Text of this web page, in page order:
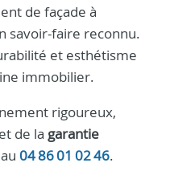
de façade à
savoir-faire reconnu.
et esthétisme
immobilier.
rigoureux,
de la garantie
04 86 01 02 46.